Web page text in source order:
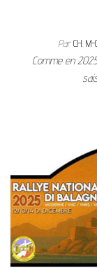
ParCH.
Comme en